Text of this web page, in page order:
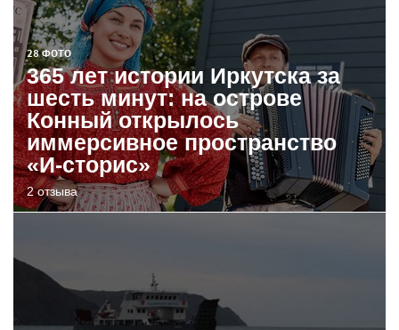
28 ФОТО
365 лет истории Иркутска за
шесть минут: на острове
Конный открылось
иммерсивное пространство
«И-сторис»
2 отзыва